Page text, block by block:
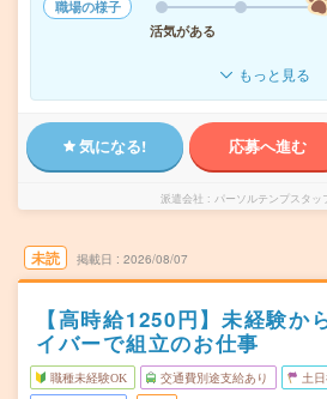
職場の様子
活気がある
もっと見る
気になる! 応募へ進む
派遣会社 パーソルテンプスタッ
未読 掲載日 2026/08/07
【高時給1250円】未経験か
イバーで組立のお仕事
職種未経験OK 交通費別途支給あり 土